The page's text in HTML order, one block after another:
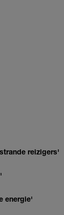
reizigers'
energie'